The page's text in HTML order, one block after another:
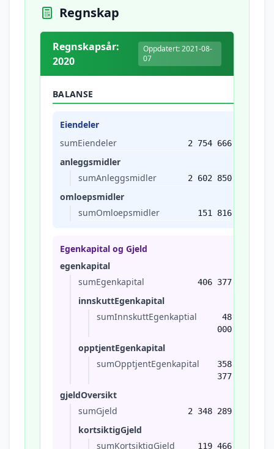
Regnskap
Regnskapsår:
2020
Oppdatert: 2021-08-
07
BALANSE
Eiendeler
sumEiendeler
2 754 666
anleggsmidler
sumAnleggsmidler
2 602 850
omloepsmidler
sumOmloepsmidler
151 816
Egenkapital og Gjeld
egenkapital
sumEgenkapital
406 377
innskuttEgenkapital
sumInnskuttEgenkaptial
48
000
opptjentEgenkapital
sumOpptjentEgenkapital
358
377
gjeldOversikt
sumGjeld
2 348 289
kortsiktigGjeld
sumKortsiktigGjeld
119 466